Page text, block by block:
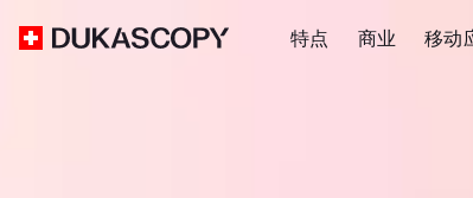
特点 商业 移动